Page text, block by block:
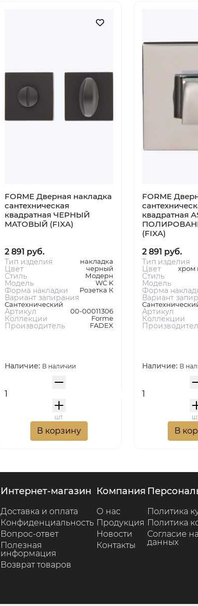
FORME Дверная накладка
сантехническая
квадратная ЧЕРНЫЙ
МАТОВЫЙ (FIXA)
2 891 руб.
Тип изделия накладка
Цвет черный
Стиль Модерн
Модель WC K
Форма накладки Розетка К
Вариант запирания
Сантехнический
Артикул 00-00011306
Коллекции Forme
Производитель FADEX
Наличие: В наличии
шт
В корзину
FORME
квадратная
(FIXA)
2 891 руб.
Тип изделия
Цвет хром
Стиль
Модель
Форма
Вариант
Артикул
Коллекции
Наличие: В
В
интернет-магазин
Доставка и оплата
Конфиденциальность
Вопрос-ответ
Полезная
информация
Возврат товаров
компания
О нас
Продукция
Новости
Контакты
Политика
Политика
Согласие
данных